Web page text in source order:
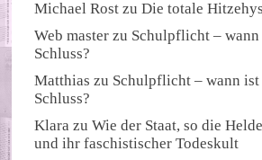
Michael Rost zuDie totale
Web master zu Schulpflicht –
Schluss?
Matthias zu Schulpflicht – wann
Schluss?
Klara zuWie der Staat, so die
und ihr faschistischer Todeskult